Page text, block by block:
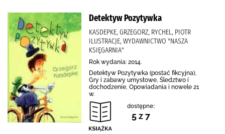
Detektyw Pozytywka
KASDEPKE, GRZEGORZ, RYCHEL, PIOTR
ILUSTRACJE, WYDAWNICTWO "NASZA
KSIĘGARNIA"
Rok wydania: 2014.
Detektyw Pozytywka (postać fikcyjna),
Gry i zabawy umysłowe, Śledztwo i
dochodzenie, Opowiadania i nowele 21
w.
dostępne:
5 z 7